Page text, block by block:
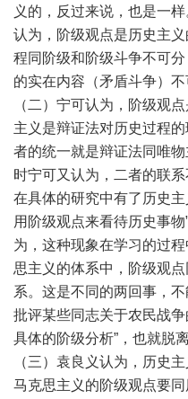
义的，反过来说，也是一
认为，阶级观点是历史主
程同阶级和阶级斗争不可
的实在内容（矛盾斗争）不
（二）宁可认为，阶级观
主义是辩证法对历史过程
者的统一就是辩证法同唯
时宁可又认为，二者的联
在具体的研究中有了历史
用阶级观点来看待历史事
为，这种现象在学习的过
思主义的体系中，阶级观
系。这是不同的两回事，
批评某些同志关于农民战
具体的阶级分析”，也就脱
（三）袁良义认为，历史
马克思主义的阶级观点要